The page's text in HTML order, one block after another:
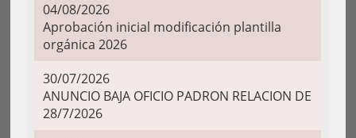
04/08/2026
Aprobación inicial modificación plantilla
orgánica 2026
30/07/2026
ANUNCIO BAJA OFICIO PADRON RELACION DE
28/7/2026